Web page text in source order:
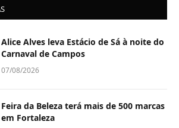
Alice Alves leva Estácio de Sá à noite do
Carnaval de Campos
07/08/2026
Feira da Beleza terá mais de 500 marcas
em Fortaleza